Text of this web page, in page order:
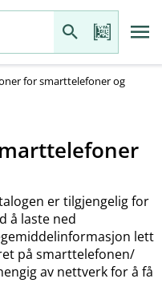
for smarttelefoner og
er tilgjengelig for
å laste ned
lett
på smarttelefonen​/​
av nettverk for å få